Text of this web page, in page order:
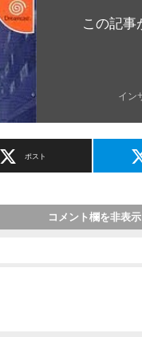
この記事
イン
ポスト
コメント欄を非表示